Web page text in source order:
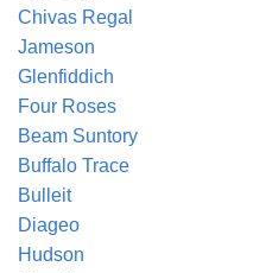
Chivas Regal
Jameson
Glenfiddich
Four Roses
Beam Suntory
Buffalo Trace
Bulleit
Diageo
Hudson